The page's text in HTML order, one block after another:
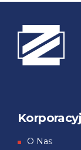
О Nas